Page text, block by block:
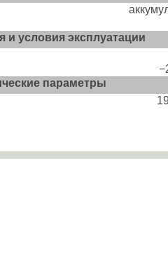
и условия эксплуатации
параметры